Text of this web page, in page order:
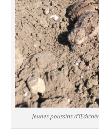
Jeunes poussins